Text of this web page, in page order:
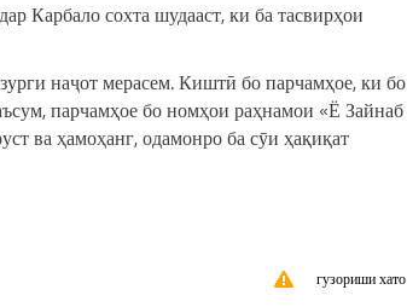
Карбало сохта шудааст, ки ба тасвирҳои
наҷот мерасем. Киштӣ бо парчамҳое, ки бо
парчамҳое бо номҳои раҳнамои «Ё Зайнаб
ва ҳамоҳанг, одамонро ба сӯи ҳақиқат
гузориши хато